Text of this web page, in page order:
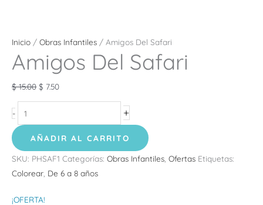
Inicio / Obras Infantiles / Amigos Del Safari
Amigos Del Safari
$15.00 $ 7.50
- +
AÑADIR AL CARRITO
SKU: PHSAF1 Categorías: Obras Infantiles Ofertas Etiquetas:
Colorear De 6 a 8 años
¡OFERTA!